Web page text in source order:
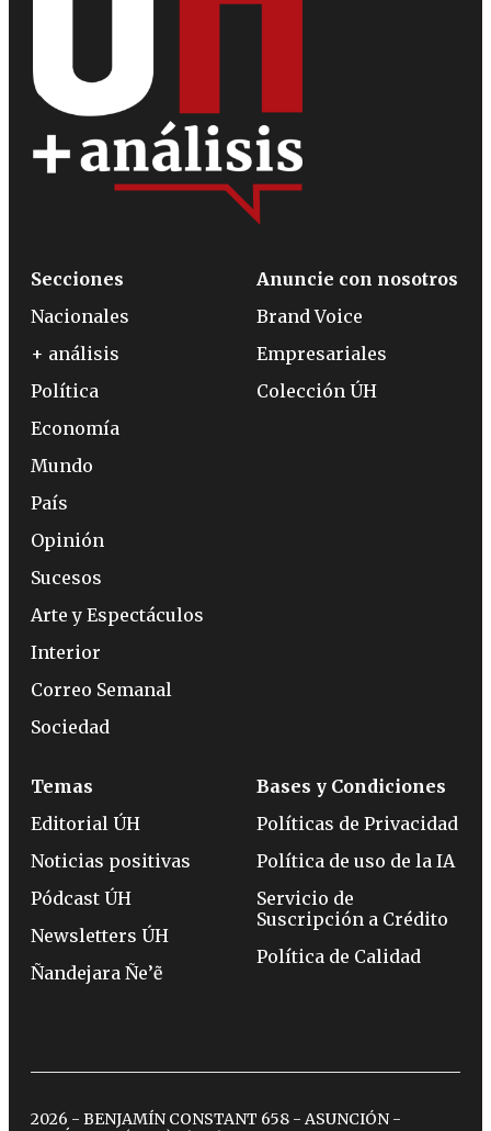
Secciones
Nacionales
+ análisis
Política
Economía
Mundo
País
Opinión
Sucesos
Arte y Espectáculos
Interior
Correo Semanal
Sociedad
Anuncie con nosotros
Brand Voice
Empresariales
Colección ÚH
Temas
Editorial ÚH
Noticias positivas
Pódcast ÚH
Newsletters ÚH
Ñandejara Ñe’ẽ
Bases y Condiciones
Políticas de Privacidad
Política de uso de la IA
Servicio de
Suscripción a Crédito
Política de Calidad
2026 - BENJAMÍN CONSTANT 658 - ASUNCIÓN -